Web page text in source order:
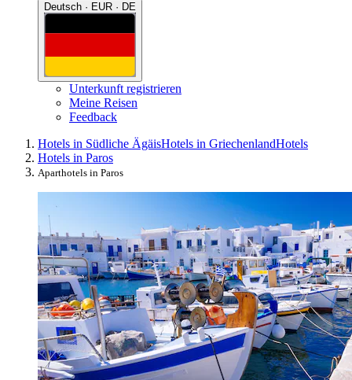
Deutsch · EUR · DE
Unterkunft registrieren
Meine Reisen
Feedback
Hotels in Südliche ÄgäisHotels in GriechenlandHotels
Hotels in Paros
Aparthotels in Paros